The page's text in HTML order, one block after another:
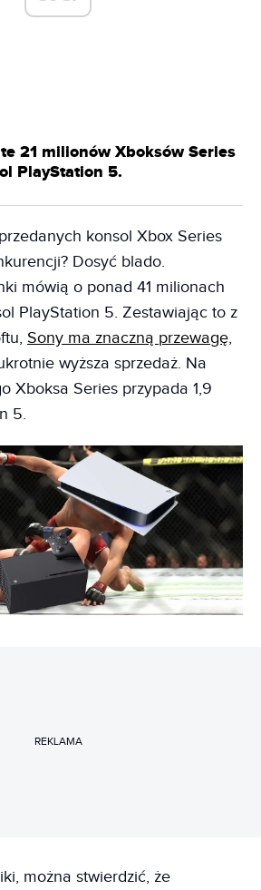
21 milionów Xboksów Series
PlayStation 5.
konsol Xbox Series
Dosyć blado.
mówią o ponad 41 milionach
PlayStation 5. Zestawiając to z
Sony ma znaczną przewagę,
wyższa sprzedaż. Na
Xboksa Series przypada 1,9
5.
REKLAMA
można stwierdzić, że